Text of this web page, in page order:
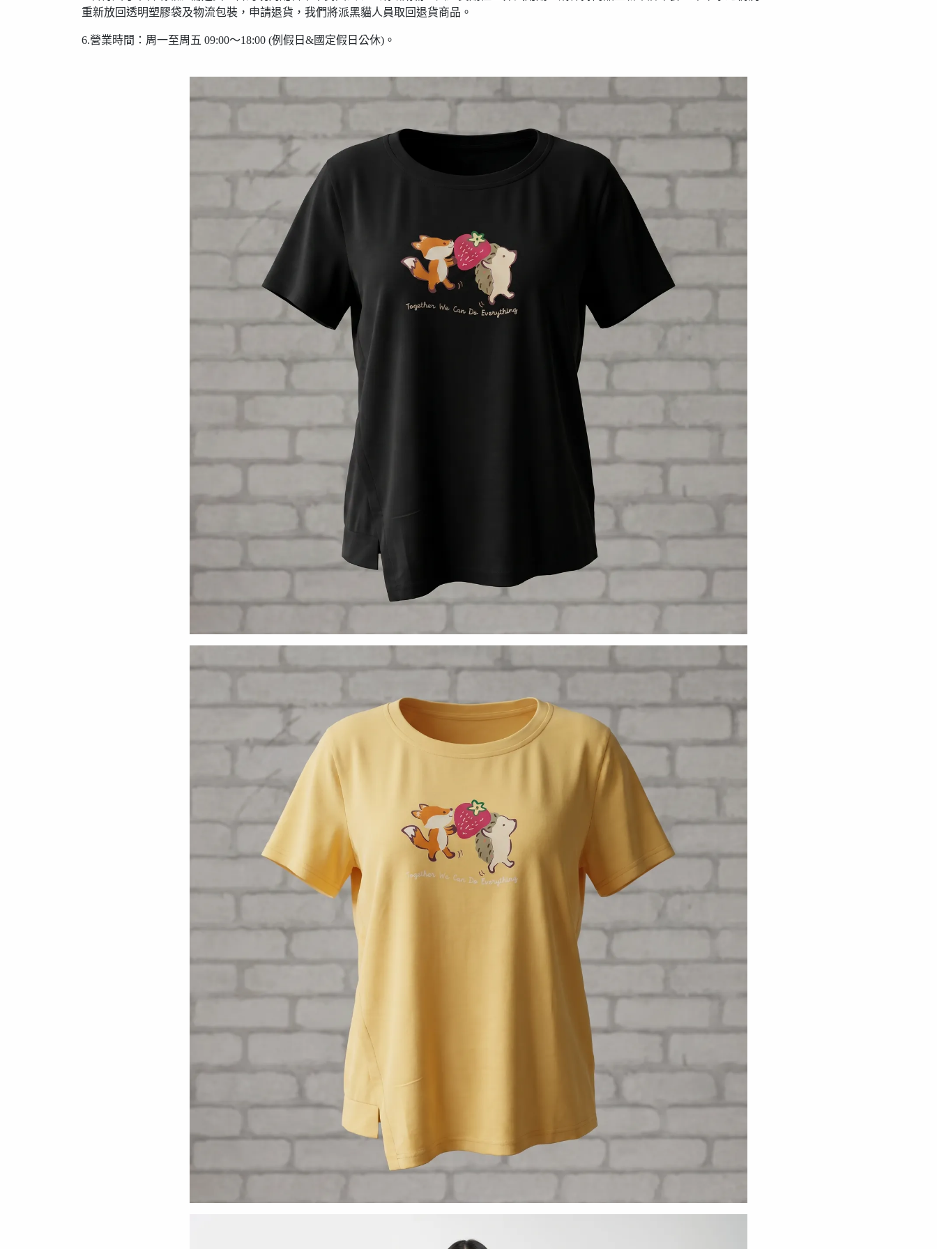
重新放回透明塑膠袋及物流包裝，申請退貨，我們將派黑貓人員取回退貨商品。
6.營業時間：周一至周五 09:00〜18:00 (例假日&國定假日公休)。